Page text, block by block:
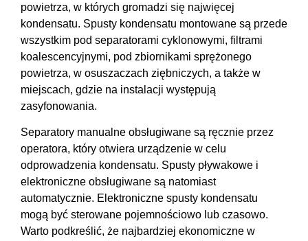
powietrza, w których gromadzi się najwięcej
kondensatu. Spusty kondensatu montowane są przede
wszystkim pod separatorami cyklonowymi, filtrami
koalescencyjnymi, pod zbiornikami sprężonego
powietrza, w osuszaczach ziębniczych, a także w
miejscach, gdzie na instalacji występują
zasyfonowania.
Separatory manualne obsługiwane są ręcznie przez
operatora, który otwiera urządzenie w celu
odprowadzenia kondensatu. Spusty pływakowe i
elektroniczne obsługiwane są natomiast
automatycznie. Elektroniczne spusty kondensatu
mogą być sterowane pojemnościowo lub czasowo.
Warto podkreślić, że najbardziej ekonomiczne w